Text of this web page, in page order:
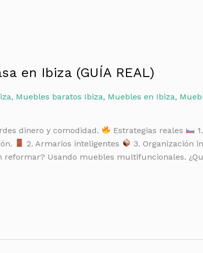
en Ibiza (GUÍA REAL)
, Muebles baratos Ibiza, Muebles en Ibiza,
dinero y comodidad. Estrategias reales
2. Armarios inteligentes 3. Organización
reformar? Usando muebles multifuncionales.